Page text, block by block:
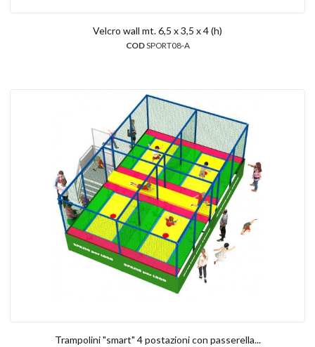
Velcro wall mt. 6,5 x 3,5 x 4 (h)
CODSPORT08-A
Trampolini "smart" 4 postazioni con passerella...